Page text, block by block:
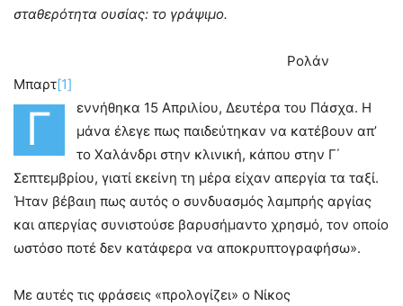
σταθερότητα ουσίας: το γράψιμο.
Ρολάν
Μπαρτ[1]
Γ
εννήθηκα 15 Απριλίου, Δευτέρα του Πάσχα. Η
μάνα έλεγε πως παιδεύτηκαν να κατέβουν απ’
το Χαλάνδρι στην κλινική, κάπου στην Γ΄
Σεπτεμβρίου, γιατί εκείνη τη μέρα είχαν απεργία τα ταξί.
Ήταν βέβαιη πως αυτός ο συνδυασμός λαμπρής αργίας
και απεργίας συνιστούσε βαρυσήμαντο χρησμό, τον οποίο
ωστόσο ποτέ δεν κατάφερα να αποκρυπτογραφήσω».
Με αυτές τις φράσεις «προλογίζει» ο Νίκος